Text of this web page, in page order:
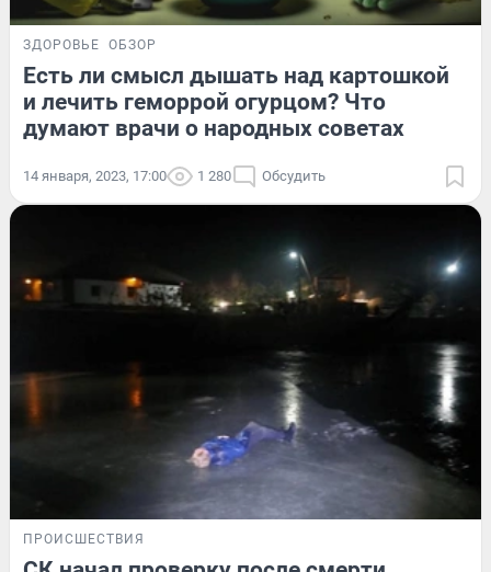
ЗДОРОВЬЕ ОБЗОР
Есть ли смысл дышать над картошкой
и лечить геморрой огурцом? Что
думают врачи о народных советах
14 января, 2023, 17:00 1 280 Обсудить
ПРОИСШЕСТВИЯ